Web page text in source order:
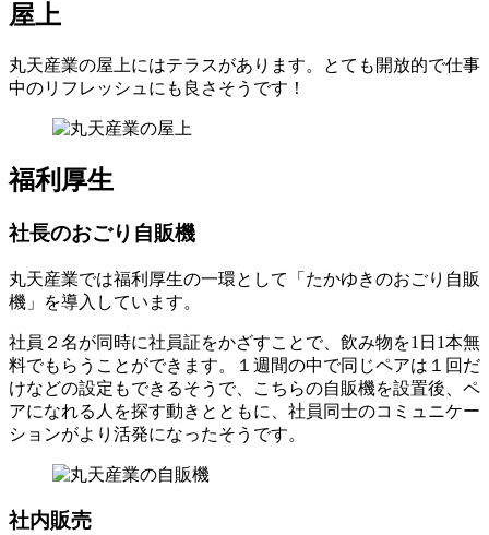
屋上
丸天産業の屋上にはテラスがあります。とても開放的で仕事
中のリフレッシュにも良さそうです！
福利厚生
社長のおごり自販機
丸天産業では福利厚生の一環として「たかゆきのおごり自販
機」を導入しています。
社員２名が同時に社員証をかざすことで、飲み物を1日1本無
料でもらうことができます。１週間の中で同じペアは１回だ
けなどの設定もできるそうで、こちらの自販機を設置後、ペ
アになれる人を探す動きとともに、社員同士のコミュニケー
ションがより活発になったそうです。
社内販売